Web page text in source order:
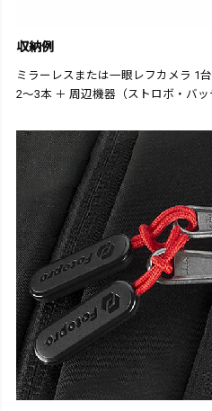
収納例
ミラーレスまたは一眼レフカメラ 1
2〜3本 ＋ 周辺機器（ストロボ・バッ